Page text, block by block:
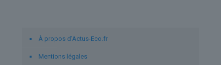
À propos d’Actus-Eco.fr
Mentions légales